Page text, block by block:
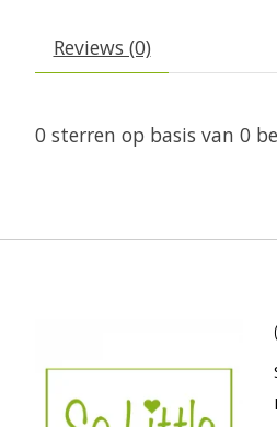
Reviews (0)
0 sterren op basis van 0